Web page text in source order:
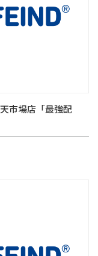
市場店「最強配